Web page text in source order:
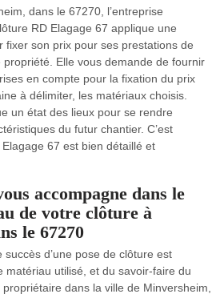
dans le 67270, l’entreprise
RD Elagage 67 applique une
fixer son prix pour ses prestations de
Elle vous demande de fournir
en compte pour la fixation du prix
à délimiter, les matériaux choisis.
un état des lieux pour se rendre
du futur chantier. C’est
67 est bien détaillé et
accompagne dans le
de votre clôture à
le 67270
d’une pose de clôture est
matériau utilisé, et du savoir-faire du
dans la ville de Minversheim,